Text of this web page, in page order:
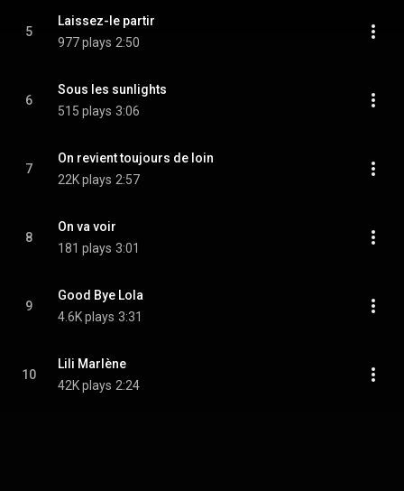
5
Laissez-le partir
977 plays 2:50
6
Sous les sunlights
515 plays 3:06
7
On revient toujours de loin
22K plays 2:57
8
On va voir
181 plays 3:01
9
Good Bye Lola
4.6K plays 3:31
10
Lili Marlène
42K plays 2:24